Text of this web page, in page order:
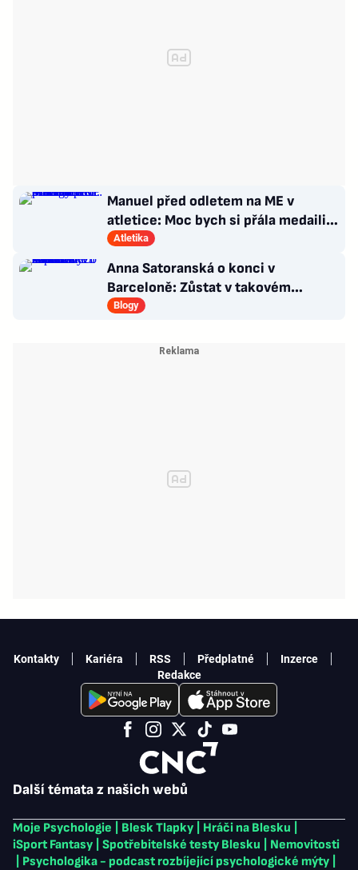
Manuel před odletem na ME v
atletice: Moc bych si přála medaili.
Prozradila strategii
Atletika
Anna Satoranská o konci v
Barceloně: Zůstat v takovém
chaosu bych svému muži nepřála
Blogy
Další témata z našich webů
Moje Psychologie Blesk Tlapky Hráči na Blesku
iSport Fantasy
Spotřebitelské testy Blesku
Nemovitosti
Psychologika - podcast rozbíjející psychologické mýty
Kontakty Kariéra RSS Předplatné
Inzerce
Redakce